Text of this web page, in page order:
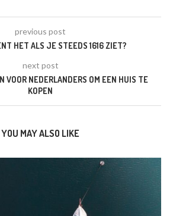
previous post
HET ALS JE STEEDS 1616 ZIET?
next post
VOOR NEDERLANDERS OM EEN HUIS TE
KOPEN
YOU MAY ALSO LIKE